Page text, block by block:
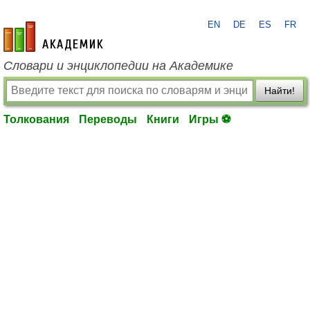
academic.ru
EN DE ES FR
Словари и энциклопедии на Академике
Найти!
Толкования Переводы Книги Игры ⚽